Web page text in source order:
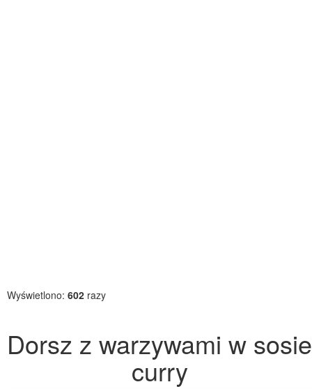
Wyświetlono: 602 razy
Dorsz z warzywami w sosie
curry